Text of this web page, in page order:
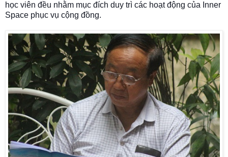
học viên đều nhằm mục đích duy trì các hoạt động của Inner
Space phục vụ cộng đồng.